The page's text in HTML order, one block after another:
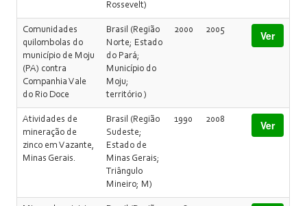
Rossevelt)
Comunidades
quilombolas do
município de Moju
(PA) contra
Companhia Vale
do Rio Doce
Brasil (Região
Norte; Estado
do Pará;
Município do
Moju;
território )
2000 2005 Ver
Atividades de
mineração de
zinco em Vazante,
Minas Gerais.
Brasil (Região
Sudeste;
Estado de
Minas Gerais;
Triângulo
Mineiro; M)
1990 2008 Ver